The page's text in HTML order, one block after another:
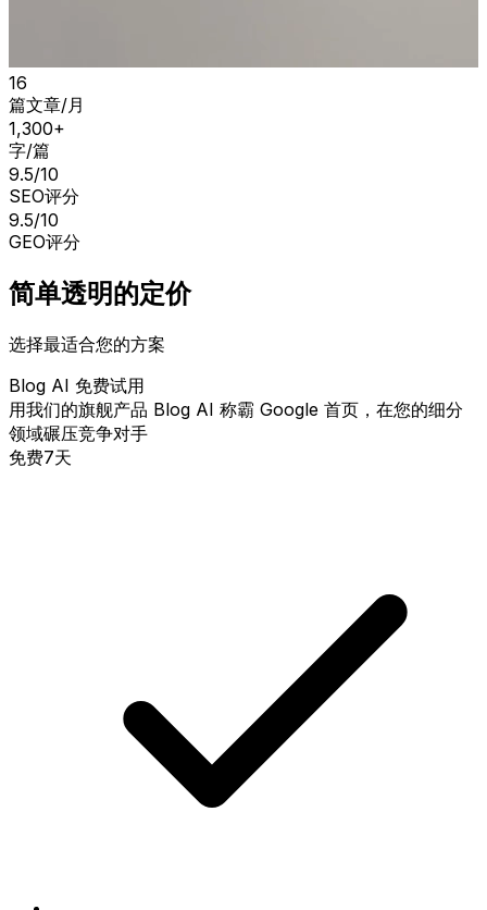
16
篇文章/月
1,300+
字/篇
9.5/10
SEO评分
9.5/10
GEO评分
简单透明的定价
选择最适合您的方案
Blog AI 免费试用
用我们的旗舰产品 Blog AI 称霸 Google 首页，在您的细分
领域碾压竞争对手
免费7天